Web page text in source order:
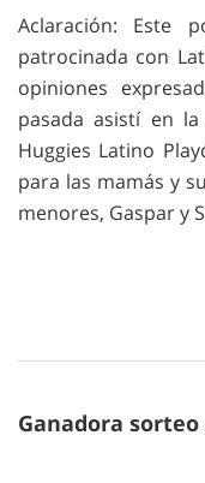
Aclaración: Este
patrocinada con
opiniones
pasada asistí en
Huggies Latino
para las mamás y
menores, Gaspar y
Ganadora